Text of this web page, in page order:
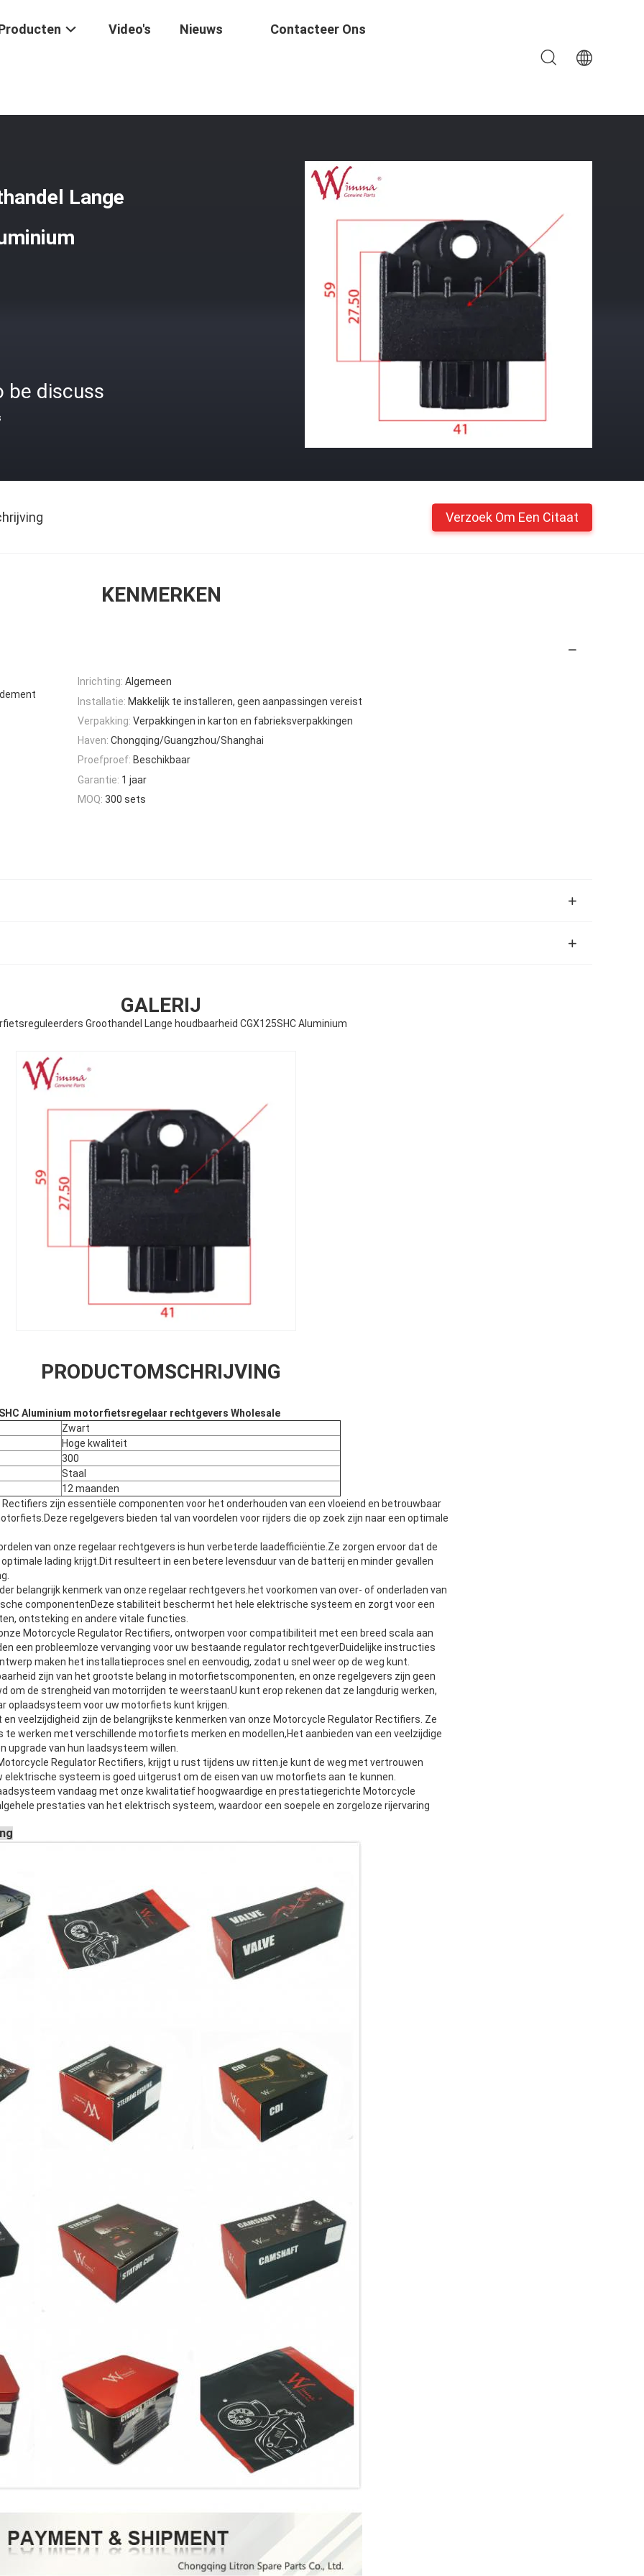
Video's Nieuws Contacteer Ons
Lange
be discuss
Verzoek Om Een Citaat
KENMERKEN
Inrichting: Algemeen
Installatie: Makkelijk te installeren, geen aanpassingen vereist
Verpakking: Verpakkingen in karton en fabrieksverpakkingen
Haven: Chongqing/Guangzhou/Shanghai
Proefproef: Beschikbaar
Garantie: 1 jaar
MOQ: 300 sets
GALERIJ
Groothandel Lange houdbaarheid CGX125SHC Aluminium
PRODUCTOMSCHRIJVING
Aluminium motorfietsregelaar rechtgevers Wholesale
Zwart
Hoge kwaliteit
300
Staal
12 maanden
zijn essentiële componenten voor het onderhouden van een vloeiend en betrouwbaar
regelgevers bieden tal van voordelen voor rijders die op zoek zijn naar een optimale
van onze regelaar rechtgevers is hun verbeterde laadefficiëntie.Ze zorgen ervoor dat de
lading krijgt.Dit resulteert in een betere levensduur van de batterij en minder gevallen
belangrijk kenmerk van onze regelaar rechtgevers.het voorkomen van over- of onderladen van
componentenDeze stabiliteit beschermt het hele elektrische systeem en zorgt voor een
ontsteking en andere vitale functies.
Motorcycle Regulator Rectifiers, ontworpen voor compatibiliteit met een breed scala aan
een probleemloze vervanging voor uw bestaande regulator rechtgeverDuidelijke instructies
maken het installatieproces snel en eenvoudig, zodat u snel weer op de weg kunt.
zijn van het grootste belang in motorfietscomponenten, en onze regelgevers zijn geen
om de strengheid van motorrijden te weerstaanU kunt erop rekenen dat ze langdurig werken,
oplaadsysteem voor uw motorfiets kunt krijgen.
veelzijdigheid zijn de belangrijkste kenmerken van onze Motorcycle Regulator Rectifiers. Ze
te werken met verschillende motorfiets merken en modellen,Het aanbieden van een veelzijdige
upgrade van hun laadsysteem willen.
Regulator Rectifiers, krijgt u rust tijdens uw ritten.je kunt de weg met vertrouwen
elektrische systeem is goed uitgerust om de eisen van uw motorfiets aan te kunnen.
vandaag met onze kwalitatief hoogwaardige en prestatiegerichte Motorcycle
prestaties van het elektrisch systeem, waardoor een soepele en zorgeloze rijervaring